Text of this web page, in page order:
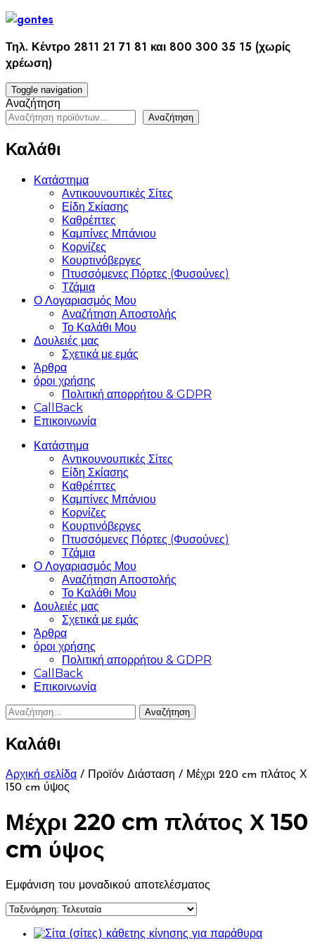
Skip
Τηλ. Κέντρο 2811 21 71 81 και 800 300 35 15 (χωρίς
χρέωση)
Toggle navigation
Αναζήτηση
Αναζήτηση
Καλάθι
Κατάστημα
Αντικουνουπικές Σίτες
Είδη Σκίασης
Καθρέπτες
Καμπίνες Μπάνιου
Κορνίζες
Κουρτινόβεργες
Πτυσσόμενες Πόρτες (Φυσούνες)
Τζάμια
Ο Λογαριασμός Μου
Αναζήτηση Αποστολής
Το Καλάθι Μου
Δουλειές μας
Σχετικά με εμάς
Άρθρα
όροι χρήσης
Πολιτική απορρήτου & GDPR
CallBack
Επικοινωνία
Κατάστημα
Αντικουνουπικές Σίτες
Είδη Σκίασης
Καθρέπτες
Καμπίνες Μπάνιου
Κορνίζες
Κουρτινόβεργες
Πτυσσόμενες Πόρτες (Φυσούνες)
Τζάμια
Ο Λογαριασμός Μου
Αναζήτηση Αποστολής
Το Καλάθι Μου
Δουλειές μας
Σχετικά με εμάς
Άρθρα
όροι χρήσης
Πολιτική απορρήτου & GDPR
CallBack
Επικοινωνία
Αναζήτηση
Καλάθι
Αρχική σελίδα / Προϊόν Διάσταση / Μέχρι 220 cm πλάτος Χ
150 cm ύψος
Μέχρι 220 cm πλάτος Χ 150
cm ύψος
Εμφάνιση του μοναδικού αποτελέσματος